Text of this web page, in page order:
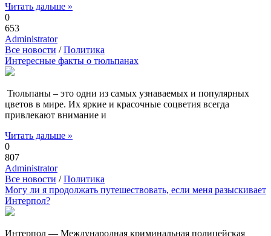
Читать дальше »
0
653
Administrator
Все новости /Политика
Интересные факты о тюльпанах
Тюльпаны – это одни из самых узнаваемых и популярных
цветов в мире. Их яркие и красочные соцветия всегда
привлекают внимание и
Читать дальше »
0
807
Administrator
Все новости /Политика
Могу ли я продолжать путешествовать, если меня разыскивает
Интерпол?
Интерпол — Международная криминальная полицейская